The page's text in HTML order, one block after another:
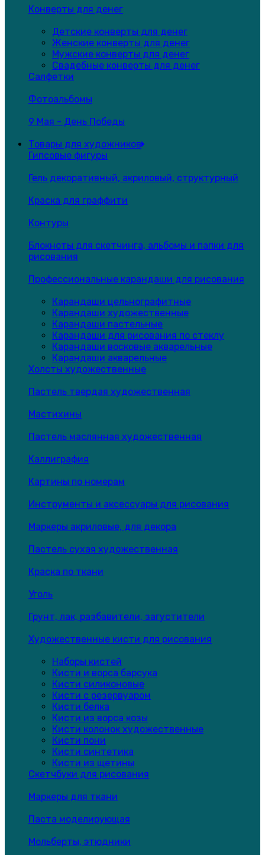
Конверты для денег
Детские конверты для денег
Женские конверты для денег
Мужские конверты для денег
Свадебные конверты для денег
Салфетки
Фотоальбомы
9 Мая - День Победы
Товары для художников
Гипсовые фигуры
Гель декоративный, акриловый, структурный
Краска для граффити
Контуры
Блокноты для скетчинга, альбомы и папки для
рисования
Профессиональные карандаши для рисования
Карандаши цельнографитные
Карандаши художественные
Карандаши пастельные
Карандаши для рисования по стеклу
Карандаши восковые акварельные
Карандаши акварельные
Холсты художественные
Пастель твердая художественная
Мастихины
Пастель маслянная художественная
Каллиграфия
Картины по номерам
Инструменты и аксессуары для рисования
Маркеры акриловые, для декора
Пастель сухая художественная
Краска по ткани
Уголь
Грунт, лак, разбавители, загустители
Художественные кисти для рисования
Наборы кистей
Кисти и ворса барсука
Кисти силиконовые
Кисти с резервуаром
Кисти белка
Кисти из ворса козы
Кисти колонок художественные
Кисти пони
Кисти синтетика
Кисти из щетины
Скетчбуки для рисования
Маркеры для ткани
Паста моделирующая
Мольберты, этюдники